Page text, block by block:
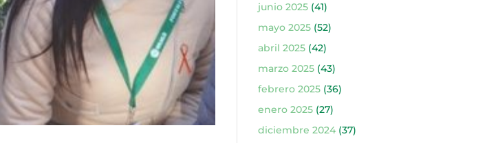
junio 2025(41)
mayo 2025(52)
abril 2025(42)
marzo 2025(43)
febrero 2025(36)
enero 2025(27)
diciembre 2024(37)